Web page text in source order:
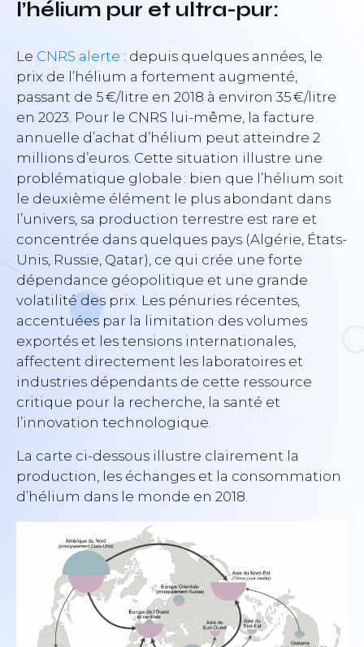
l’hélium pur et ultra-pur:
Le CNRS alerte : depuis quelques années, le
prix de l’hélium a fortement augmenté,
passant de 5 €/litre en 2018 à environ 35 €/litre
en 2023. Pour le CNRS lui-même, la facture
annuelle d’achat d’hélium peut atteindre 2
millions d’euros. Cette situation illustre une
problématique globale : bien que l’hélium soit
le deuxième élément le plus abondant dans
l’univers, sa production terrestre est rare et
concentrée dans quelques pays (Algérie, États-
Unis, Russie, Qatar), ce qui crée une forte
dépendance géopolitique et une grande
volatilité des prix. Les pénuries récentes,
accentuées par la limitation des volumes
exportés et les tensions internationales,
affectent directement les laboratoires et
industries dépendants de cette ressource
critique pour la recherche, la santé et
l’innovation technologique.
La carte ci-dessous illustre clairement la
production, les échanges et la consommation
d’hélium dans le monde en 2018.